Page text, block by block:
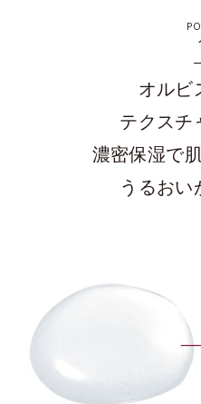
オルビ
テクスチ
濃密保湿で
うるおい